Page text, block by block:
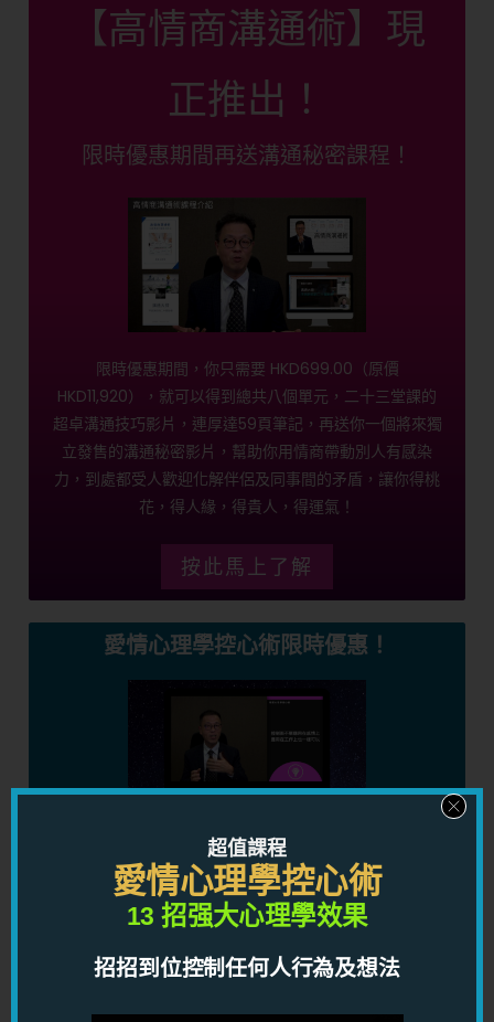
【高情商溝通術】現
正推出！
限時優惠期間再送溝通秘密課程！
限時優惠期間，你只需要 HKD699.00（原價
HKD11,920），就可以得到總共八個單元，二十三堂課的
超卓溝通技巧影片，連厚達59頁筆記，再送你一個將來獨
立發售的溝通秘密影片，幫助你用情商帶動別人有感染
力，到處都受人歡迎化解伴侶及同事間的矛盾，讓你得桃
花，得人緣，得貴人，得運氣！
按此馬上了解
愛情心理學控心術限時優惠！
限時優惠期間，你只需要 HKD489.00（原價 4,960），
就可以學習强大的心理學控心術課程，幫助你控制別人想
法，在潛意識之中調校對方，讓對方做著你想他做的事
超值課程
愛情心理學控心術
13 招强大心理學效果
招招到位控制任何人行為及想法